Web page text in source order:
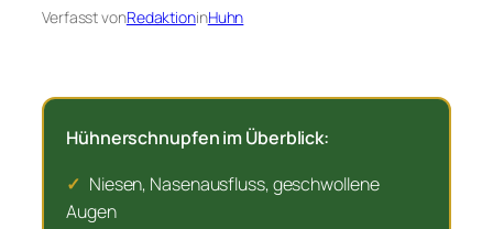
Verfasst vonRedaktioninHuhn
Hühnerschnupfen im Überblick:
✓ Niesen, Nasenausfluss, geschwollene
Augen